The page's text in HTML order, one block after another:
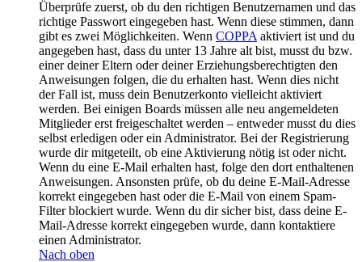
Überprüfe zuerst, ob du den richtigen Benutzernamen und das
richtige Passwort eingegeben hast. Wenn diese stimmen, dann
gibt es zwei Möglichkeiten. Wenn COPPA aktiviert ist und du
angegeben hast, dass du unter 13 Jahre alt bist, musst du bzw.
einer deiner Eltern oder deiner Erziehungsberechtigten den
Anweisungen folgen, die du erhalten hast. Wenn dies nicht
der Fall ist, muss dein Benutzerkonto vielleicht aktiviert
werden. Bei einigen Boards müssen alle neu angemeldeten
Mitglieder erst freigeschaltet werden – entweder musst du dies
selbst erledigen oder ein Administrator. Bei der Registrierung
wurde dir mitgeteilt, ob eine Aktivierung nötig ist oder nicht.
Wenn du eine E-Mail erhalten hast, folge den dort enthaltenen
Anweisungen. Ansonsten prüfe, ob du deine E-Mail-Adresse
korrekt eingegeben hast oder die E-Mail von einem Spam-
Filter blockiert wurde. Wenn du dir sicher bist, dass deine E-
Mail-Adresse korrekt eingegeben wurde, dann kontaktiere
einen Administrator.
Nach oben